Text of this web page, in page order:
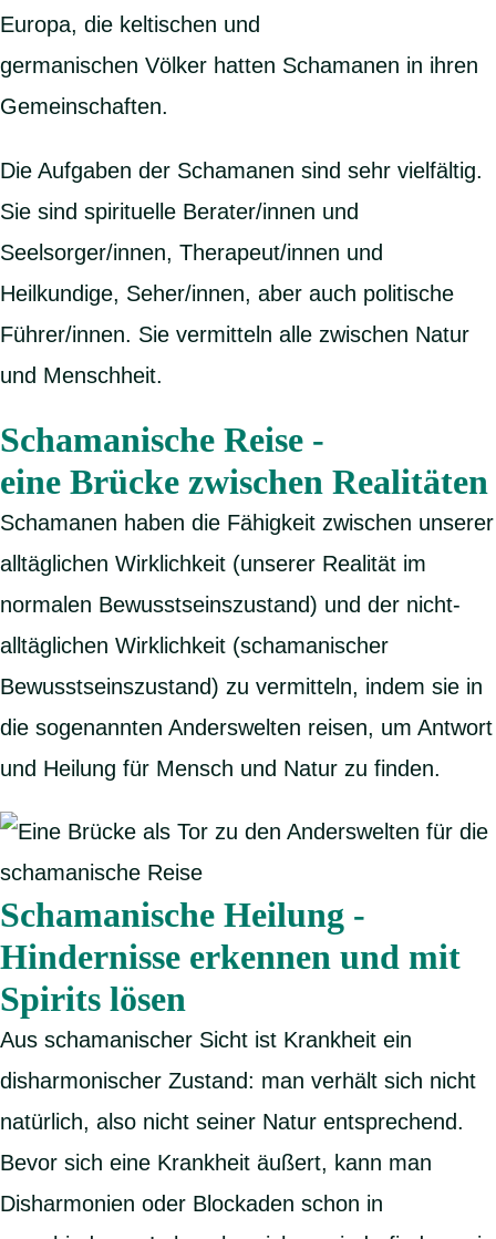
Europa, die keltischen und
germanischen Völker hatten Schamanen in ihren
Gemeinschaften.
Die Aufgaben der Schamanen sind sehr vielfältig.
Sie sind spirituelle Berater/innen und
Seelsorger/innen, Therapeut/innen und
Heilkundige, Seher/innen, aber auch politische
Führer/innen. Sie vermitteln alle zwischen Natur
und Menschheit.
Schamanische Reise -
eine Brücke zwischen Realitäten
Schamanen haben die Fähigkeit zwischen unserer
alltäglichen Wirklichkeit (unserer Realität im
normalen Bewusstseinszustand) und der nicht-
alltäglichen Wirklichkeit (schamanischer
Bewusstseinszustand) zu vermitteln, indem sie in
die sogenannten Anderswelten reisen, um Antwort
und Heilung für Mensch und Natur zu finden.
Schamanische Heilung -
Hindernisse erkennen und mit
Spirits lösen
Aus schamanischer Sicht ist Krankheit ein
disharmonischer Zustand: man verhält sich nicht
natürlich, also nicht seiner Natur entsprechend.
Bevor sich eine Krankheit äußert, kann man
Disharmonien oder Blockaden schon in